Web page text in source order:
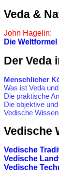
Veda &
John Hagelin:
Die
Der Veda
Menschlicher
Was ist Veda
Die praktische
Die objektive
Vedische
Vedische
Vedische
Vedische
Vedische